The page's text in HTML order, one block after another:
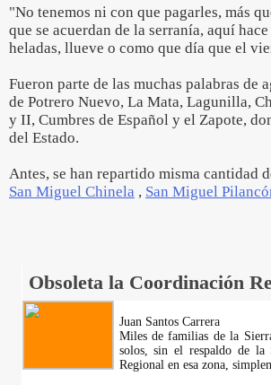
"No tenemos ni con que pagarles, más
que se acuerdan de la serranía, aquí
heladas, llueve o como que día que el
Fueron parte de las muchas palabras de
de Potrero Nuevo, La Mata, Lagunilla,
y II, Cumbres de Español y el Zapote,
del Estado.
Antes, se han repartido misma cantidad
San Miguel Chinela , San Miguel
Obsoleta la Coordinación
Juan Santos Carrera
Miles de familias de la
solos, sin el respaldo de la
Regional en esa zona,